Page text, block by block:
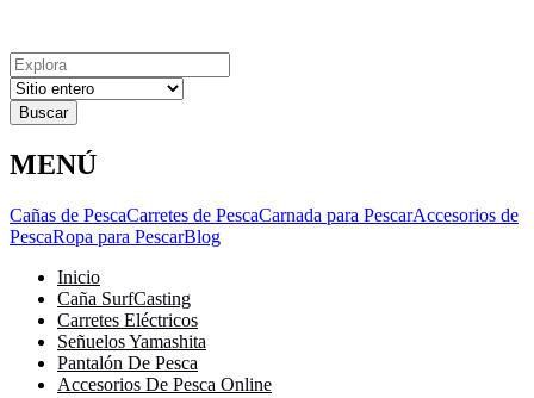
Resultados
para
MENÚ
Cañas de PescaCarretes de PescaCarnada para PescarAccesorios de
PescaRopa para PescarBlog
Inicio
Caña SurfCasting
Carretes Eléctricos
Señuelos Yamashita
Pantalón De Pesca
Accesorios De Pesca Online